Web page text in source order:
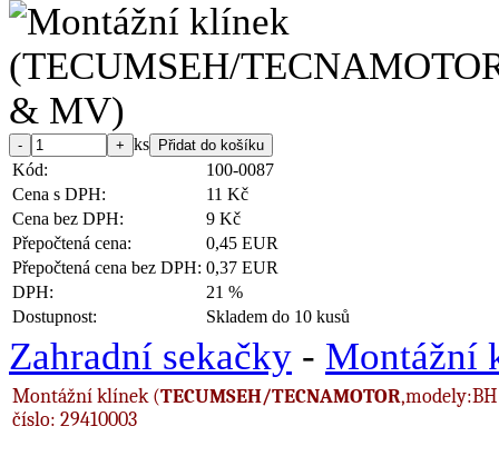
ks
Kód:
100-0087
Cena s DPH:
11 Kč
Cena bez DPH:
9 Kč
Přepočtená cena:
0,45 EUR
Přepočtená cena bez DPH: 0,37 EUR
DPH:
21 %
Dostupnost:
Skladem do 10 kusů
Zahradní sekačky - Montážní
Montážní klínek (TECUMSEH/TECNAMOTOR
číslo: 29410003